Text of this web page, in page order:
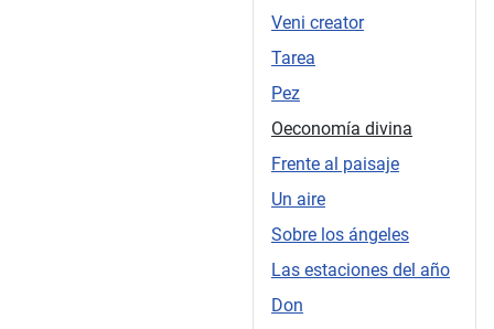
Veni creator
Tarea
Pez
Oeconomía divina
Frente al paisaje
Un aire
Sobre los ángeles
Las estaciones del año
Don